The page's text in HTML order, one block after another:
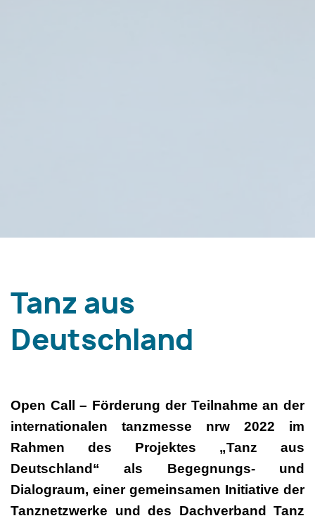
Tanz aus
Deutschland
Open Call – Förderung der Teilnahme an der
internationalen tanzmesse nrw 2022 im
Rahmen des Projektes „Tanz aus
Deutschland“ als Begegnungs- und
Dialograum, einer gemeinsamen Initiative der
Tanznetzwerke und des Dachverband Tanz